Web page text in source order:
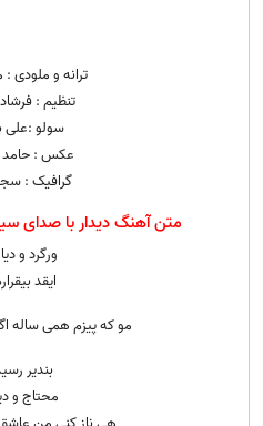
ترانه و ملودی
تنظیم : فرشاد
سولو :علی
عکس :
گرافیک :
متن آهنگ دیدار با
ورگرد و
ایقد
مو که پیزم همی ساله
بندیر
محتاج و